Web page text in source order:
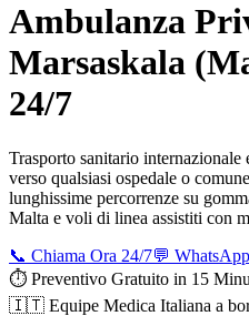
Ambulanza
Marsaskala
24/7
Trasporto sanitario internazionale
verso qualsiasi ospedale o
lunghissime percorrenze su
Malta e voli di linea assistiti con
📞 Chiama Ora 24/7💬
⏱️ Preventivo Gratuito in 15
🇮🇹 Equipe Medica Italiana a